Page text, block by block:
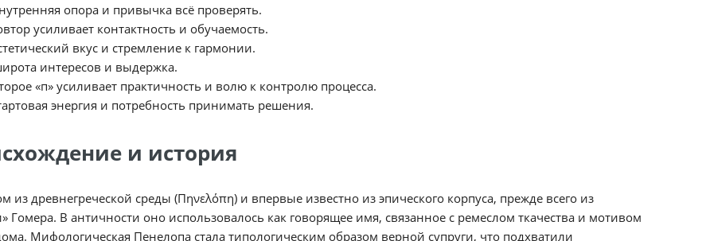
опора и привычка всё проверять.
усиливает контактность и обучаемость.
вкус и стремление к гармонии.
интересов и выдержка.
«п» усиливает практичность и волю к контролю процесса.
энергия и потребность принимать решения.
и история
из древнегреческой среды (Πηνελόπη) и впервые известно из эпического корпуса, прежде всего из
Гомера. В античности оно использовалось как говорящее имя, связанное с ремеслом ткачества и мотивом
Мифологическая Пенелопа стала типологическим образом верной супруги, что подхватили